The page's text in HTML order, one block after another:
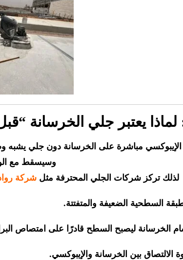
: لماذا يعتبر جلي الخرسانة
مباشرة على الخرسانة دون جلي يشبه
وسيسقط مع
لذلك تركز شركات الجلي المحترفة مثل شركة